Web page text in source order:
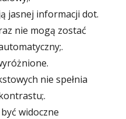
jasnej informacji dot.
nie mogą zostać
nie spełnia
widoczne